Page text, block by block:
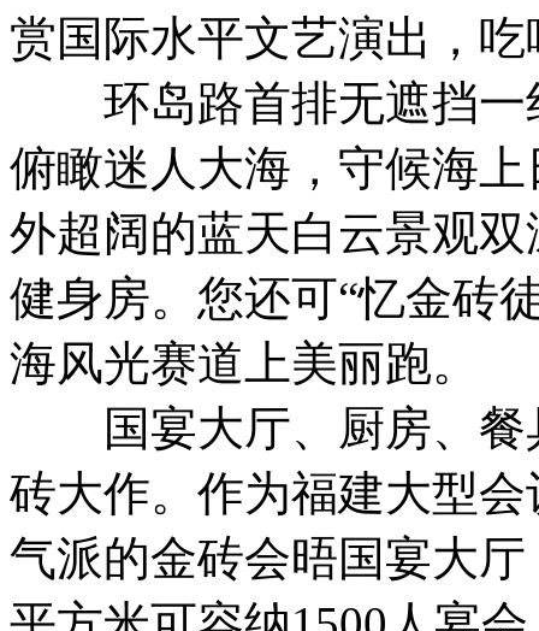
赏国际水平文艺演出，
环岛路首排无遮挡一
俯瞰迷人大海，守候海
外超阔的蓝天白云景观
健身房。您还可“忆金砖
海风光赛道上美丽跑。
国宴大厅、厨房、餐
砖大作。作为福建大型
气派的金砖会晤国宴大